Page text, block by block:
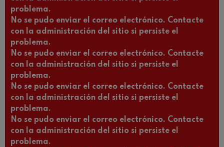
problema.
No se pudo enviar el correo electrónico. Contacte
con la administración del sitio si persiste el
problema.
No se pudo enviar el correo electrónico. Contacte
con la administración del sitio si persiste el
problema.
No se pudo enviar el correo electrónico. Contacte
con la administración del sitio si persiste el
problema.
No se pudo enviar el correo electrónico. Contacte
con la administración del sitio si persiste el
problema.